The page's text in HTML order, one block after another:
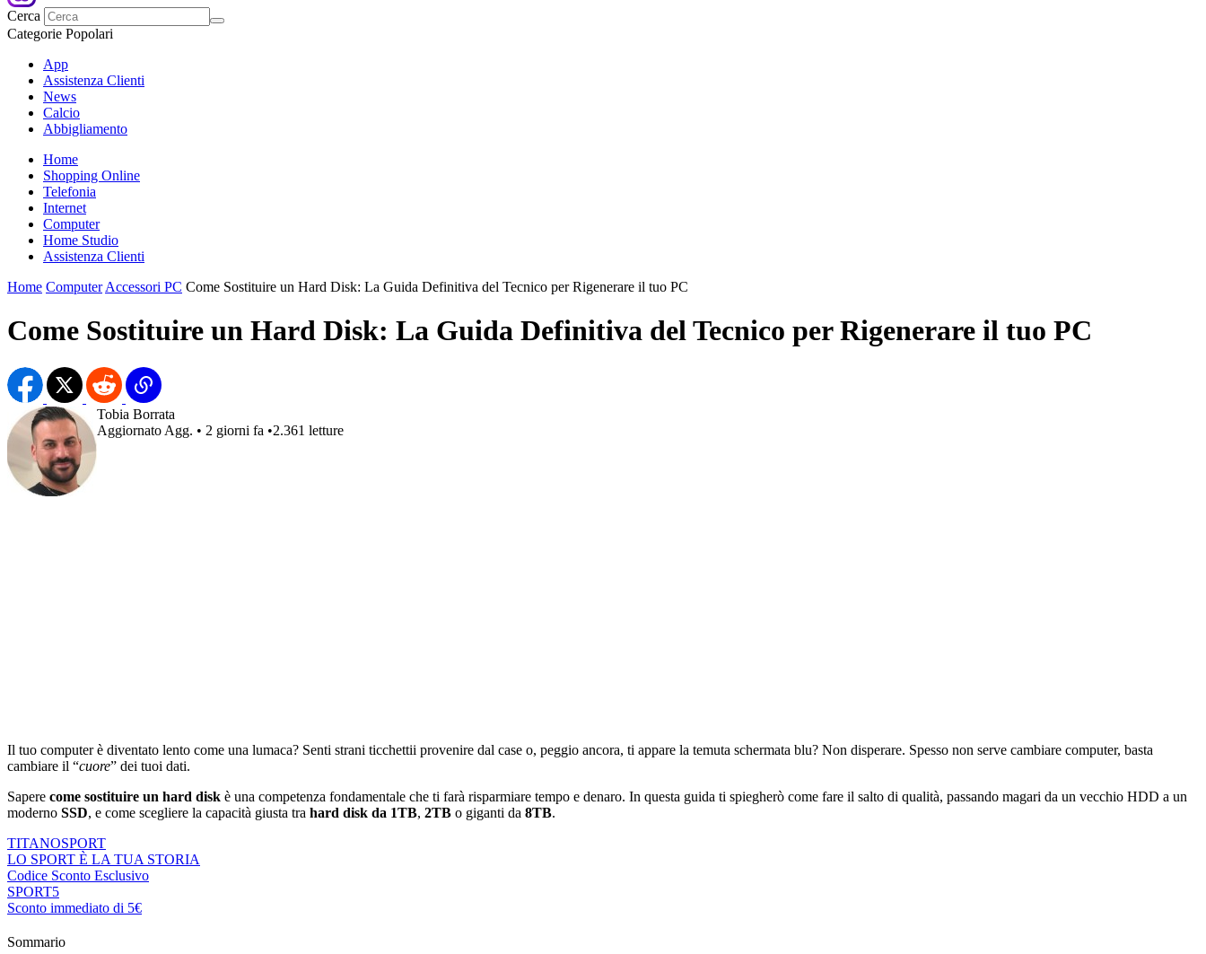
Cerca
Categorie Popolari
App
Assistenza Clienti
News
Calcio
Abbigliamento
Home
Shopping Online
Telefonia
Internet
Computer
Home Studio
Assistenza Clienti
Home Computer Accessori PC Come Sostituire un Hard Disk: La Guida Definitiva del Tecnico per Rigenerare il tuo PC
Come Sostituire un Hard Disk: La Guida Definitiva del Tecnico per Rigenerare il tuo PC
Tobia Borrata
Aggiornato Agg. • 2 giorni fa •2.361 letture
Il tuo computer è diventato lento come una lumaca? Senti strani ticchettii provenire dal case o, peggio ancora, ti appare la temuta schermata blu? Non disperare. Spesso non serve cambiare computer, basta
cambiare il “cuore” dei tuoi dati.
Sapere come sostituire un hard disk è una competenza fondamentale che ti farà risparmiare tempo e denaro. In questa guida ti spiegherò come fare il salto di qualità, passando magari da un vecchio HDD a un
moderno SSD, e come scegliere la capacità giusta tra hard disk da 1TB, 2TB o giganti da 8TB.
TITANOSPORT
LO SPORT È LA TUA STORIA
Codice Sconto Esclusivo
SPORT5
Sconto immediato di 5€
Sommario